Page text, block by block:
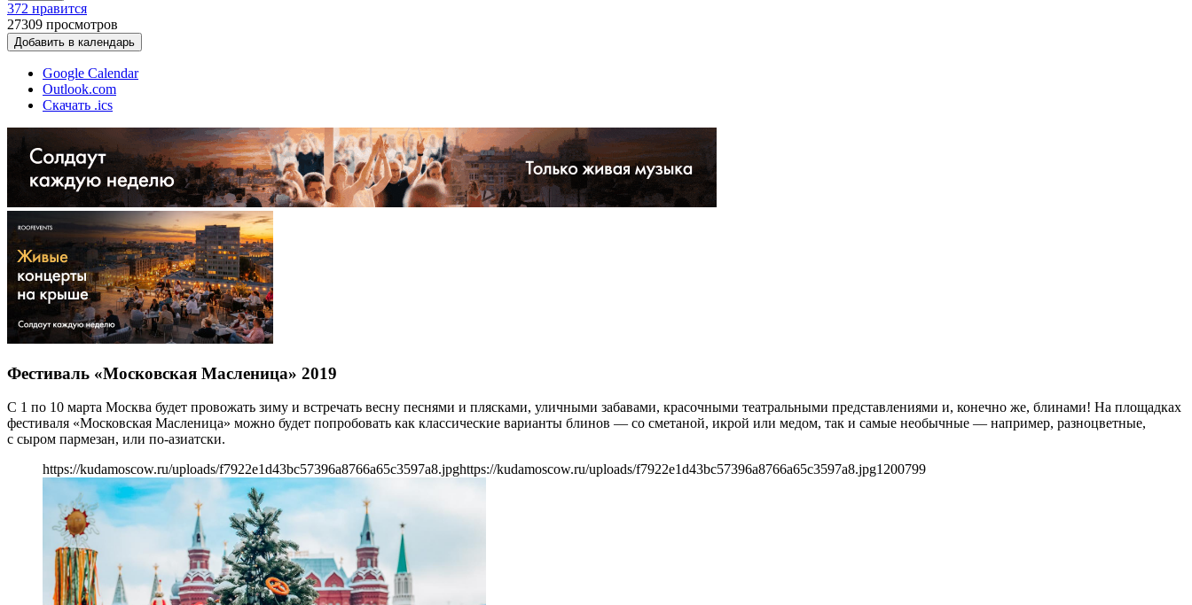
372 нравится
27309 просмотров
Добавить в календарь
Google Calendar
Outlook.com
Скачать .ics
Фестиваль «Московская Масленица» 2019
С 1 по 10 марта Москва будет провожать зиму и встречать весну песнями и плясками, уличными забавами, красочными театральными представлениями и, конечно же, блинами! На площадках
фестиваля «Московская Масленица» можно будет попробовать как классические варианты блинов — со сметаной, икрой или медом, так и самые необычные — например, разноцветные,
с сыром пармезан, или по-азиатски.
https://kudamoscow.ru/uploads/f7922e1d43bc57396a8766a65c3597a8.jpghttps://kudamoscow.ru/uploads/f7922e1d43bc57396a8766a65c3597a8.jpg1200799